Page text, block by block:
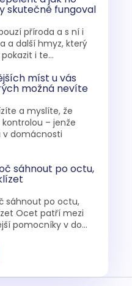
skutečně fungoval
příroda a s ní i
a další hmyz, který
i te...
míst u vás
možná nevíte
a myslíte, že
– jenže
domácnosti
sáhnout po octu,
sáhnout po octu,
Ocet patří mezi
pomocníky v do...